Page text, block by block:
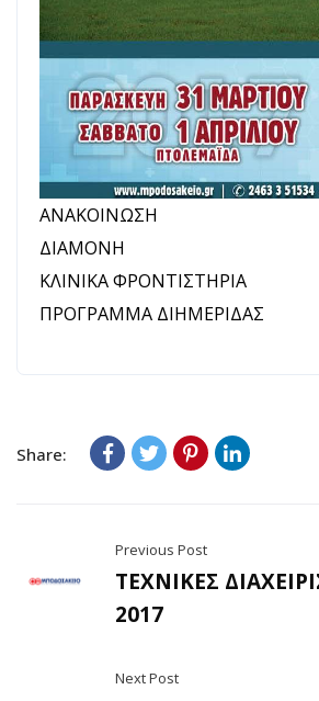
ΑΝΑΚΟΙΝΩΣΗ
ΔΙΑΜΟΝΗ
ΚΛΙΝΙΚΑ ΦΡΟΝΤIΣΤΗΡΙΑ
ΠΡΟΓΡΑΜΜΑ ΔΙΗΜΕΡΙΔΑΣ
Share:
Previous Post
ΤΕΧΝΙΚΕΣ
2017
Next Post